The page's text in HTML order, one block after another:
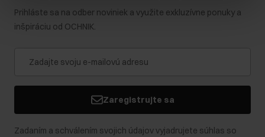
Prihláste sa na odber noviniek a využite exkluzívne ponuky a
inšpiráciu od OCHNIK.
Zaregistrujte sa
Zadaním a schválením svojich údajov vyjadrujete súhlas so